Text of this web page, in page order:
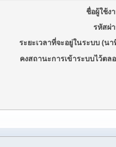
ชื่อผู้ใช้ง
รหัสผ่
ระยะเวลาที่จะอยู่ในระบบ (นา
คงสถานะการเข้าระบบไว้ตล